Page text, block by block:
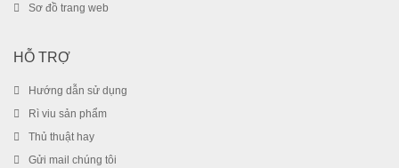
Sơ đồ trang web
HỖ TRỢ
Hướng dẫn sử dụng
Rì viu sản phẩm
Thủ thuật hay
Gửi mail chúng tôi